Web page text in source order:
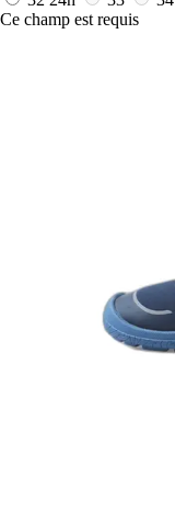
Ce champ est requis